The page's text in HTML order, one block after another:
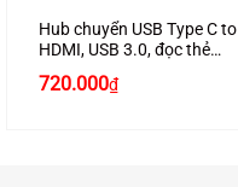
Hub chuyển USB Type C to
HDMI, USB 3.0, đọc thẻ
720.000₫